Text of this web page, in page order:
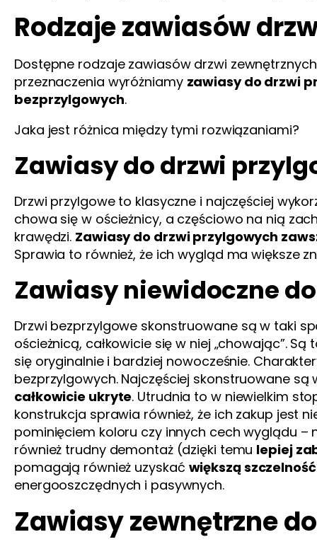
Rodzaje zawiasów
Dostępne rodzaje zawiasów drzwi
przeznaczenia wyróżniamy zawiasy do drzwi
bezprzylgowych.
Jaka jest różnica między tymi rozwiązaniami?
Zawiasy do drzwi
Drzwi przylgowe to klasyczne i najczęściej
chowa się w ościeżnicy, a częściowo na nią
krawędzi. Zawiasy do drzwi przylgowych
Sprawia to również, że ich wygląd ma większe
Zawiasy niewidoczne
Drzwi bezprzylgowe skonstruowane są w taki
ościeżnicą, całkowicie się w niej „chowając”. Są
się oryginalnie i bardziej nowocześnie.
bezprzylgowych. Najczęściej skonstruowane są
całkowicie ukryte. Utrudnia to w niewielkim
konstrukcja sprawia również, że ich zakup jest
pominięciem koloru czy innych cech wyglądu –
również trudny demontaż (dzięki temu lepiej
pomagają również uzyskać większą
energooszczędnych i pasywnych.
Zawiasy zewnętrzne